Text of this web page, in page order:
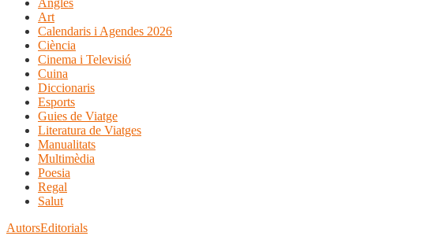
Anglès
Art
Calendaris i Agendes 2026
Ciència
Cinema i Televisió
Cuina
Diccionaris
Esports
Guies de Viatge
Literatura de Viatges
Manualitats
Multimèdia
Poesia
Regal
Salut
AutorsEditorials